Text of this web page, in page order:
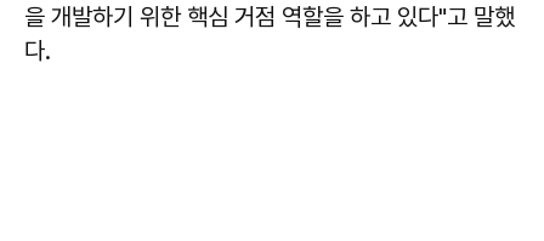
을 개발하기 위한 핵심 거점 역할을 하고 있다"고 말했
다.